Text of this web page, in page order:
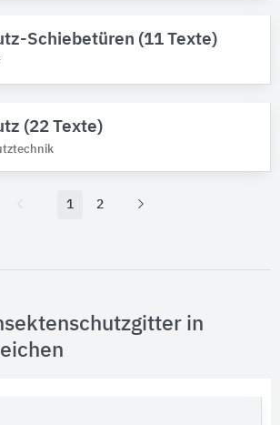
Schiebetüren (11 Texte)
(22 Texte)
1 2
in